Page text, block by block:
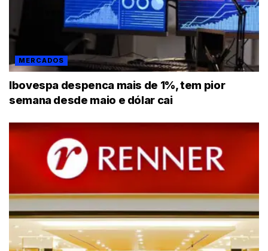
MERCADOS
Ibovespa despenca mais de 1%, tem pior
semana desde maio e dólar cai